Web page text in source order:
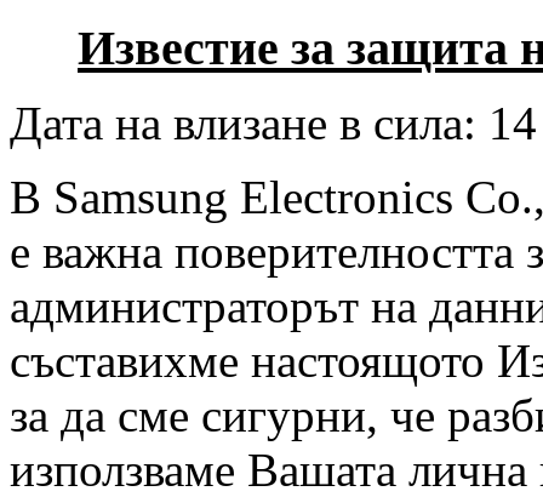
Известие за защита
Дата на влизане в сила:
В Samsung Electronics
е важна поверителността
администраторът на
съставихме настоящото
за да сме сигурни, че
използваме Вашата